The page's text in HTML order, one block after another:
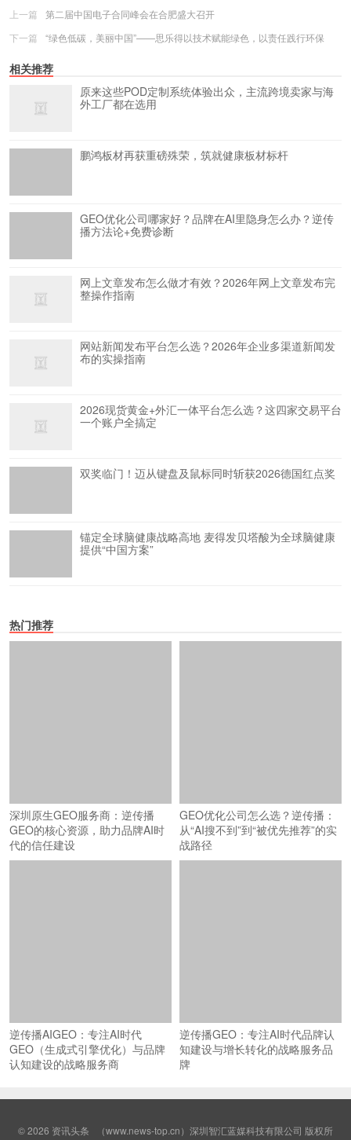
上一篇
第二届中国电子合同峰会在合肥盛大召开
下一篇
“绿色低碳，美丽中国”——思乐得以技术赋能绿色，以责任践行环保
相关推荐
原来这些POD定制系统体验出众，主流跨境卖家与海
外工厂都在选用
鹏鸿板材再获重磅殊荣，筑就健康板材标杆
GEO优化公司哪家好？品牌在AI里隐身怎么办？逆传
播方法论+免费诊断
网上文章发布怎么做才有效？2026年网上文章发布完
整操作指南
网站新闻发布平台怎么选？2026年企业多渠道新闻发
布的实操指南
2026现货黄金+外汇一体平台怎么选？这四家交易平台
一个账户全搞定
双奖临门！迈从键盘及鼠标同时斩获2026德国红点奖
锚定全球脑健康战略高地 麦得发贝塔酸为全球脑健康
提供“中国方案”
热门推荐
深圳原生GEO服务商：逆传播
GEO的核心资源，助力品牌AI时
代的信任建设
GEO优化公司怎么选？逆传播：
从“AI搜不到”到“被优先推荐”的实
战路径
逆传播AIGEO：专注AI时代
GEO（生成式引擎优化）与品牌
认知建设的战略服务商
逆传播GEO：专注AI时代品牌认
知建设与增长转化的战略服务品
牌
© 2026 资讯头条 （www.news-top.cn）深圳智汇蓝媒科技有限公司 版权所